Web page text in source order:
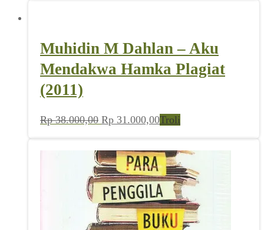
Muhidin M Dahlan – Aku
Mendakwa Hamka Plagiat
(2011)
Rp38.000,00 Harga
Rp 38.000,00.
Rp 31.000,00Harga
adalah:
Rp 31.000,00.
Troli